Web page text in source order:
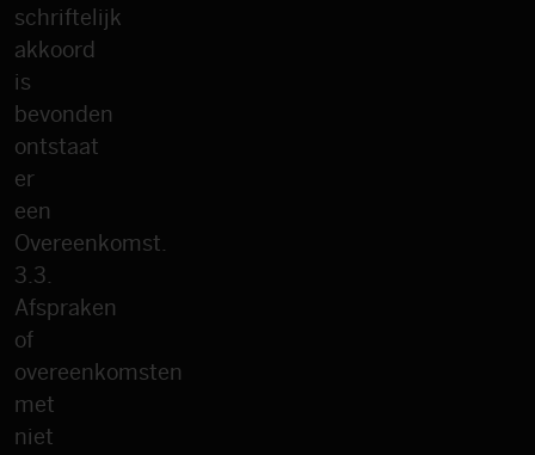
schriftelijk
akkoord
is
bevonden
ontstaat
er
een
Overeenkomst.
3.3.
Afspraken
of
overeenkomsten
met
niet